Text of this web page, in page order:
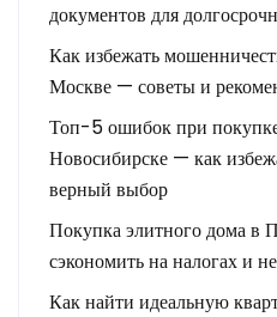
документов для
Как избежать
Москве — советы и
Топ-5 ошибок при покупке
Новосибирске — как
верный выбор
Покупка элитного дома в
сэкономить на налогах и
Как найти идеальную